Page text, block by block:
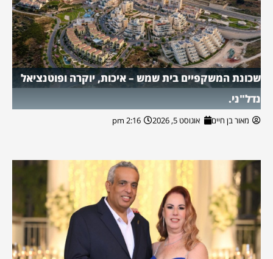
שכונת המשקפיים בית שמש – איכות, יוקרה ופוטנציאל
נדל"ני.
מאור בן חיים אוגוסט 5, 2026 2:16 pm